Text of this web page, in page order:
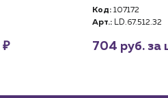
₽
Код: 107172
Арт.: LD.67.512.32
704 руб. за